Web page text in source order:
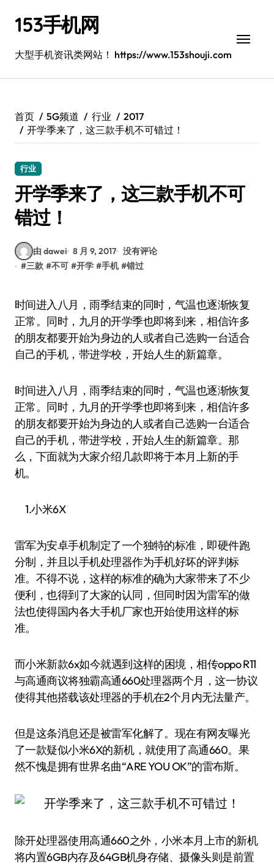
153手机网
大型手机资讯类网站！ https://www.153shouji.com
首页 5G频道 行业
2017
开学季来了，这三款手机不可错过！
行业
开学季来了，这三款手机不可
错过！
由 dawei 8 月 9, 2017 没有评论
#三款 #不可 #开学 #手机 #错过
时间进入八月，雨季结束的同时，气温也逐渐恢复
正常。同时，九月的开学季也即将到来，相信许多
的朋友都要开始为身边的人或者自己选购一台适合
自己的手机，带进学校，开始人生的新篇章。
时间进入八月，雨季结束的同时，气温也逐渐恢复
正常。同时，九月的开学季也即将到来，相信许多
的朋友都要开始为身边的人或者自己选购一台适合
自己的手机，带进学校，开始人生的新篇章。那
么，下面就为大家介绍几款即将于本月上新的手
机。
1.小米6X
雷军为安卓手机制定了一个独特的标准，即硬件跑
分制，并且以手机处理器作为手机好坏的评判标
准。不得不说，这样的标准的确为大家带来了不少
便利，也得到了大家的认同，但同时因为雷军的做
法也使得国内各大手机厂家也开始使用这样的标
准。
而小米新款6x如今就遇到这样的困境，相传oppo R11
与高通商议将独霸高通660处理器两个月，这一协议
使得其他搭载该处理器的手机在2个月内无法量产。
但是这条消息还是被雷军化解了。现在有网友曝光
了一款疑似小米6X的新机，就使用了高通660。果
然不愧是拥有世界名曲“ARE YOU OK”的雷布斯。
除开处理器使用高通660之外，小米本月上市的新机
将内置6GB内存及64GB机身存储、摄像头则是前置